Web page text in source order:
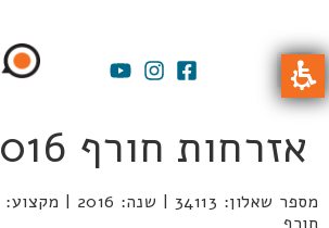
אזרחות חורף 2016 34113
מספר שאלון: